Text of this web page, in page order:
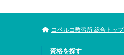
コベルコ教習所 総合トップ
資格を探す